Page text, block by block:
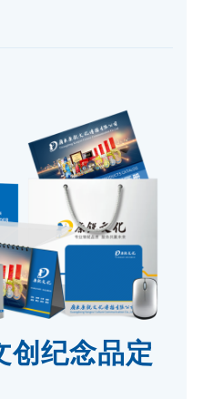
创纪念品定